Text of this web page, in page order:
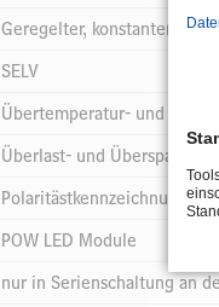
Geregelter, konstanter
SELV
Übertemperatur- und
Überlast- und
Polaritästkennzeichnung:
POW LED Module
nur in Serienschaltung an